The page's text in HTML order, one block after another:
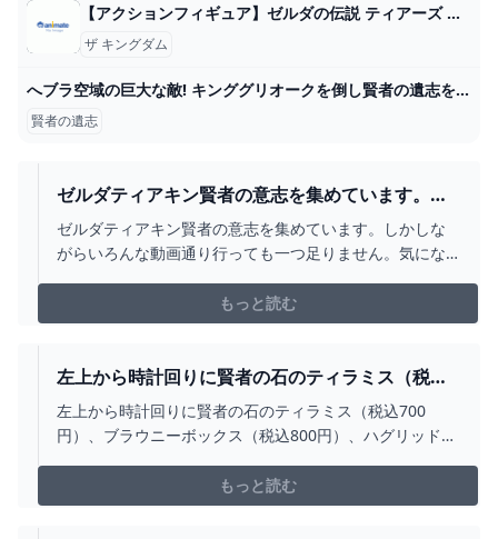
【アクションフィギュア】ゼルダの伝説 ティアーズ オブ ザ キングダム figma リンク ティアーズ オブ ザ キングダムver. DXエディション【送料無料】 アニメイト
ザ キングダム
へブラ空域の巨大な敵! キンググリオークを倒し賢者の遺志を手に入れる方法 - YouTube
賢者の遺志
ゼルダティアキン賢者の意志を集めています。し
かしながらいろんな... - YAHOO!知恵袋
ゼルダティアキン賢者の意志を集めています。しかしな
がらいろんな動画通り行っても一つ足りません。気にな
しなくもないんですよね(かなり前) そしたら下を全体...
もっと読む
左上から時計回りに賢者の石のティラミス（税込
700円）、ブラウニーボックス（税込800円）、ハ
グリッドのバースデーチーズケーキ（税込900
円）。 - ハリポタ体験型施設はフードも充実！寮
別プレート、ヘドウィグやニフラーのデザートも
左上から時計回りに賢者の石のティラミス（税込700
円）、ブラウニーボックス（税込800円）、ハグリッドの
コレートムース（税込900円）。 - ハリポタ体験型施設は
フードも充実！寮別プレート、ヘドウィグやニフラーの
もっと読む